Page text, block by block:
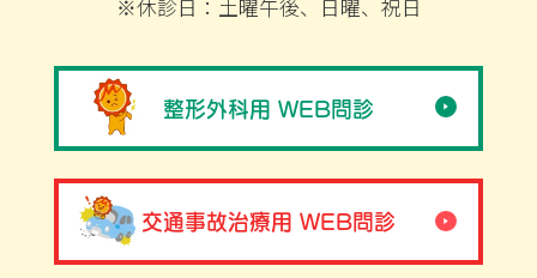
※休診日：土曜午後、日曜、祝日
整形外科用 WEB問診
交通事故治療用 WEB問診